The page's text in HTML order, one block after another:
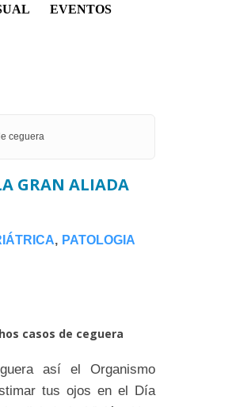
EVENTOS
ceguera
GRAN ALIADA
PATOLOGIA
casos de ceguera
así el Organismo
tus ojos en el Día